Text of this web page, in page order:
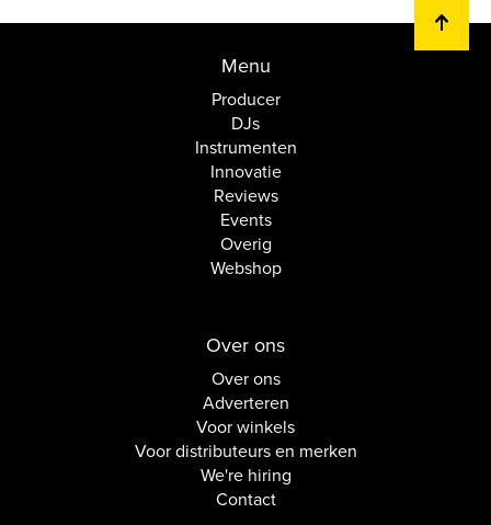
Menu
Producer
DJs
Instrumenten
Innovatie
Reviews
Events
Overig
Webshop
Over ons
Over ons
Adverteren
Voor winkels
Voor distributeurs en merken
We're hiring
Contact